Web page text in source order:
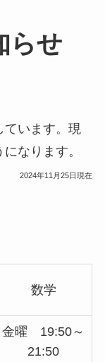
らせ
ています。現
なります。
2024年11月25日現在
数学
金曜 19:50～
21:50